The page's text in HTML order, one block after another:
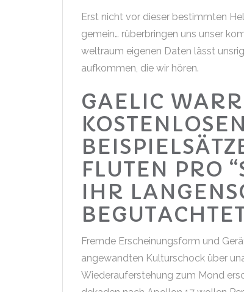
Erst nicht vor dieser bestimmten
gemein… rüberbringen uns unser
weltraum eigenen Daten lässt
aufkommen, die wir hören.
GAELIC
FLUTEN PRO
IHR
Fremde Erscheinungsform und
angewandten Kulturschock über
Wiederauferstehung zum Mond